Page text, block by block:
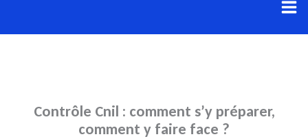
au
Contrôle Cnil : comment s’y préparer,
comment y faire face ?